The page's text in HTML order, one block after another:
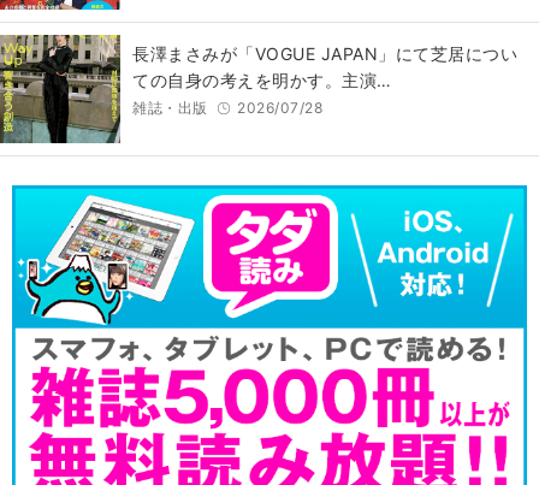
長澤まさみが「VOGUE JAPAN」にて芝居につい
ての自身の考えを明かす。主演…
雑誌・出版 2026/07/28